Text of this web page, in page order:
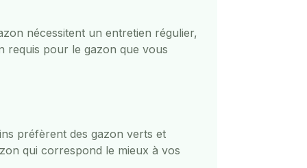
nécessitent un entretien régulier,
requis pour le gazon que vous
préfèrent des gazon verts et
qui correspond le mieux à vos